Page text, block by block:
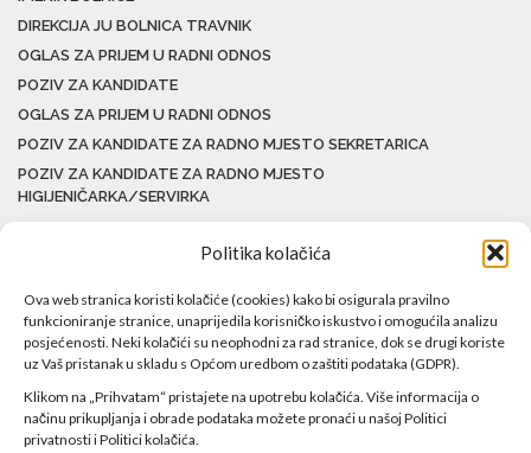
Politika kolačića
Ova web stranica koristi kolačiće (cookies) kako bi osigurala pravilno
funkcioniranje stranice, unaprijedila korisničko iskustvo i omogućila analizu
posjećenosti. Neki kolačići su neophodni za rad stranice, dok se drugi koriste
uz Vaš pristanak u skladu s Općom uredbom o zaštiti podataka (GDPR).
Klikom na „Prihvatam“ pristajete na upotrebu kolačića. Više informacija o
načinu prikupljanja i obrade podataka možete pronaći u našoj Politici
privatnosti i Politici kolačića.
DIREKCIJA JU BOLNICA TRAVNIK
OGLAS ZA PRIJEM U RADNI ODNOS
POZIV ZA KANDIDATE
OGLAS ZA PRIJEM U RADNI ODNOS
POZIV ZA KANDIDATE ZA RADNO MJESTO SEKRETARICA
POZIV ZA KANDIDATE ZA RADNO MJESTO
HIGIJENIČARKA/SERVIRKA